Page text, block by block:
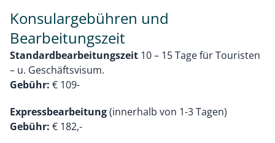
Konsulargebühren und
Bearbeitungszeit
Standardbearbeitungszeit 10 – 15 Tage für Touristen
– u. Geschäftsvisum.
Gebühr: € 109-
Expressbearbeitung(innerhalb von 1-3 Tagen)
Gebühr: € 182,-